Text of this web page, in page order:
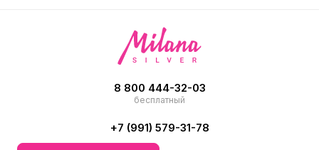
8 800 444-32-03
бесплатный
+7 (991) 579-31-78